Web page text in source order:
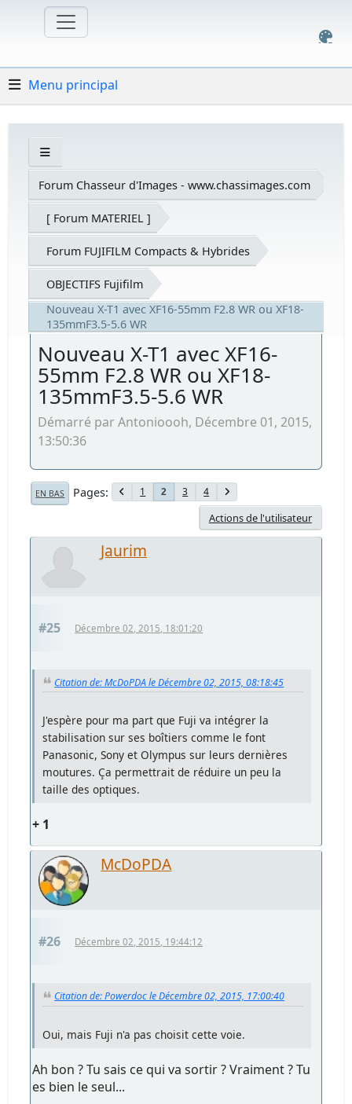
Menu principal
Forum Chasseur d'Images - www.chassimages.com
[ Forum MATERIEL ]
Forum FUJIFILM Compacts & Hybrides
OBJECTIFS Fujifilm
Nouveau X-T1 avec XF16-55mm F2.8 WR ou XF18-
135mmF3.5-5.6 WR
Nouveau X-T1 avec XF16-
55mm F2.8 WR ou XF18-
135mmF3.5-5.6 WR
Démarré par Antonioooh, Décembre 01, 2015,
13:50:36
EN BAS Pages 1 2 3 4
Actions de l'utilisateur
Jaurim
#25 Décembre 02, 2015, 18:01:20
Citation de: McDoPDA le Décembre 02, 2015, 08:18:45
J'espère pour ma part que Fuji va intégrer la
stabilisation sur ses boîtiers comme le font
Panasonic, Sony et Olympus sur leurs dernières
moutures. Ça permettrait de réduire un peu la
taille des optiques.
+ 1
McDoPDA
#26 Décembre 02, 2015, 19:44:12
Citation de: Powerdoc le Décembre 02, 2015, 17:00:40
Oui, mais Fuji n'a pas choisit cette voie.
Ah bon ? Tu sais ce qui va sortir ? Vraiment ? Tu
es bien le seul...